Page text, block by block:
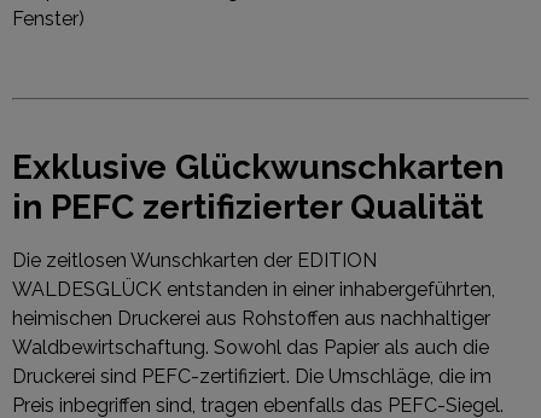
Fenster)
Exklusive Glückwunschkarten
in PEFC zertifizierter Qualität
Die zeitlosen Wunschkarten der EDITION
WALDESGLÜCK entstanden in einer inhabergeführten,
heimischen Druckerei aus Rohstoffen aus nachhaltiger
Waldbewirtschaftung. Sowohl das Papier als auch die
Druckerei sind PEFC-zertifiziert. Die Umschläge, die im
Preis inbegriffen sind, tragen ebenfalls das PEFC-Siegel.